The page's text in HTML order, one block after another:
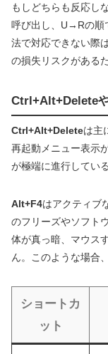
もしどちらも反応し
呼び出し、U→Rの順
法で対応できない際
の損失リスクがある
Ctrl+Alt+Delete
Ctrl+Alt+Deleteは主
再起動メニュー表示
が極端に進行してい
Alt+F4はアクティブ
のフリーズやソフト
体が真っ暗、マウス
ん。このような場合
ショートカ
ット